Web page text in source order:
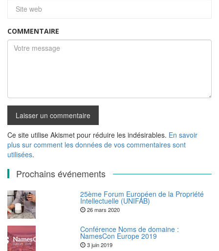
COMMENTAIRE
Ce site utilise Akismet pour réduire les indésirables. En savoir
plus sur comment les données de vos commentaires sont
utilisées.
Prochains événements
25ème Forum Européen de la Propriété
Intellectuelle (UNIFAB)
26 mars 2020
Conférence Noms de domaine :
NamesCon Europe 2019
3 juin 2019